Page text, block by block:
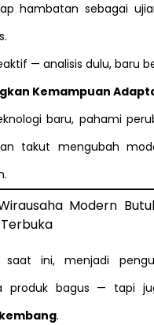
hambatan sebagai
— analisis dulu, baru
Kemampuan
baru, pahami
takut mengubah
Modern
ini, menjadi
produk bagus — tapi
.